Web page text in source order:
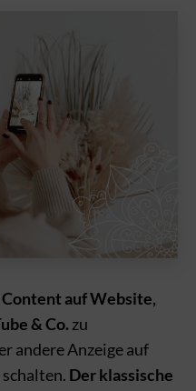
auf Website,
& Co.zu
andere Anzeige auf
Der klassische